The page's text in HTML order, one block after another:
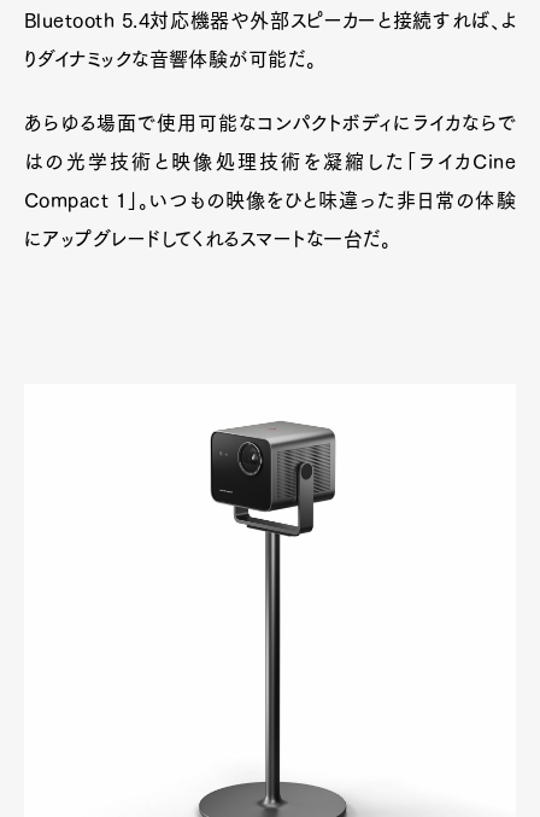
Bluetooth 5.4対応機器や外部スピーカーと接続すれば、よ
りダイナミックな音響体験が可能だ。
あらゆる場面で使用可能なコンパクトボディにライカならで
はの光学技術と映像処理技術を凝縮した「ライカCine
Compact 1」。いつもの映像をひと味違った非日常の体験
にアップグレードしてくれるスマートな一台だ。